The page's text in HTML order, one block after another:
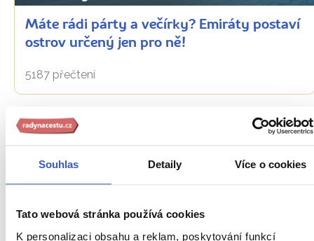
Souhlas Detaily Více o cookies
Tato webová stránka používá cookies
K personalizaci obsahu a reklam, poskytování funkcí
Máte rádi párty a večírky? Emiráty postaví
ostrov určený jen pro ně!
5187 přečtení
www.radynacestu.cz/magazin/odtajneno-
v-